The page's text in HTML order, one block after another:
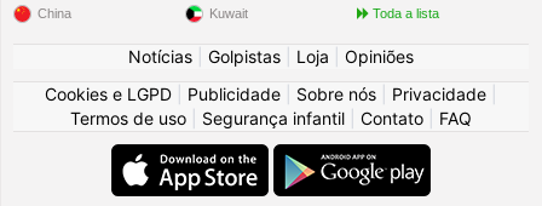
China Kuwait Toda a lista
Notícias Golpistas Loja
Opiniões
Cookies e LGPD
Publicidade Sobre nós Privacidade
Termos de uso
Segurança infantil Contato FAQ